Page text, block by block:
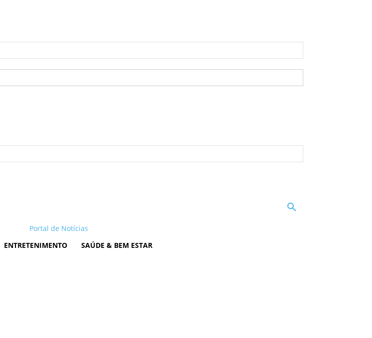
Portal de Notícias
ENTRETENIMENTO SAÚDE & BEM ESTAR